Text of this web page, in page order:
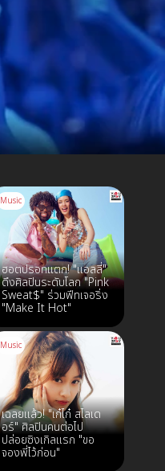
Music
ฮอตปรอทแตก! "แอลลี่"
ดึงศิลปินระดับโลก "Pink
Sweat$" ร่วมฟีทเจอริ่ง
"Make It Hot"
Music
เฉลยแล้ว! "เก๋ไก๋ สไลเด
อร์" ศิลปินคนต่อไป
ปล่อยซิงเกิลแรก "ขอ
จองพี่ไว้ก่อน"